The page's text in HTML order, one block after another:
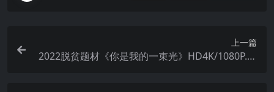
上一篇
2022脱贫题材《你是我的一束光》HD4K/1080P.国